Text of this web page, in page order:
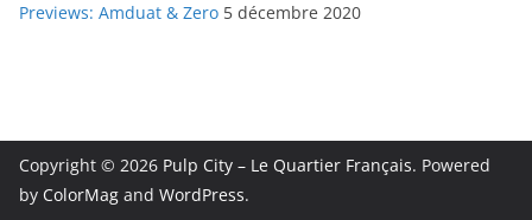
Previews: Amduat & Zero 5 décembre 2020
Copyright © 2026 Pulp City – Le Quartier Français. Powered
by ColorMag and WordPress.